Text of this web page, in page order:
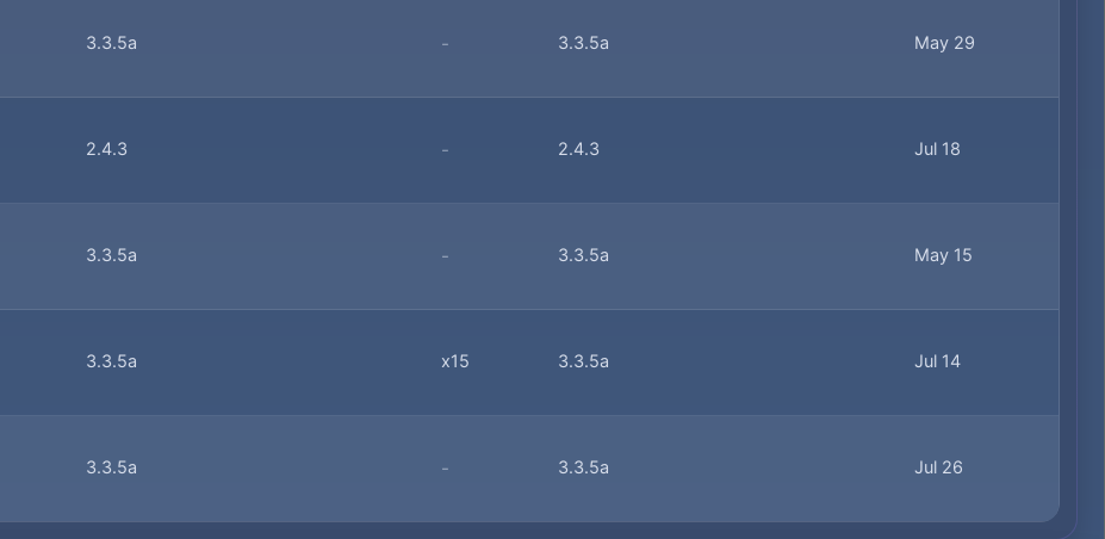
3.3.5a - 3.3.5a May 29
2.4.3 - 2.4.3 Jul 18
3.3.5a - 3.3.5a May 15
3.3.5a x15 3.3.5a Jul 14
3.3.5a - 3.3.5a Jul 26